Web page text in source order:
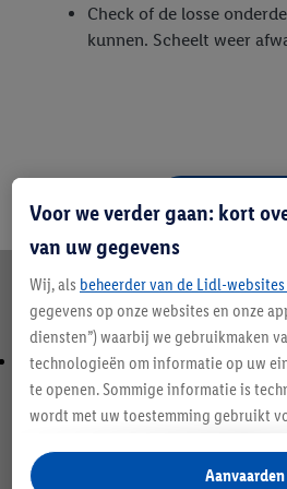
Check of de losse
kunnen. Scheelt weer
Naar de
Nog meer
Voor we verder gaan: kort
van uw gegevens
Wij, als beheerder van de Lidl-
gegevens op onze websites en onze
diensten”) waarbij we gebruikmaken
technologieën om informatie op uw
te openen. Sommige informatie is
wordt met uw toestemming gebruikt
reclame binnen en buiten de Lidl-Aanvaarden